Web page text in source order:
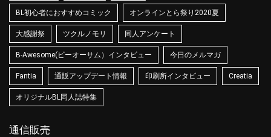
BL初心者におすすめコミック オンラインとら祭り2020夏
大感謝祭 ツクルノモリ 同人アンケート
B-Awesome(ビーオーサム）インタビュー 今日のメルマガ
Fantia 通販アップデート情報 印刷所インタビュー Creatia
オリジナルBL同人誌特集
通信販売